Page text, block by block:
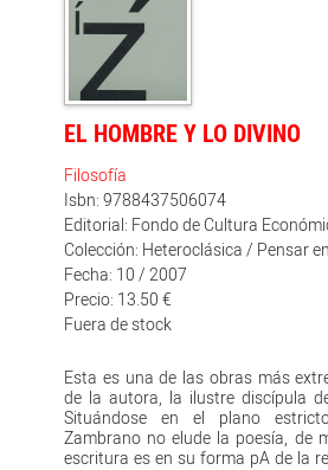
EL HOMBRE Y LO DIVINO
Filosofía
Isbn: 9788437506074
Editorial: Fondo de Cultura
Colección: Heteroclásica / Pensar
Fecha: 10 / 2007
Precio: 13.50 €
Fuera de stock
Esta es una de las obras más
de la autora, la ilustre discípula
Situándose en el plano
Zambrano no elude la poesía, de
escritura es en su forma pA de la